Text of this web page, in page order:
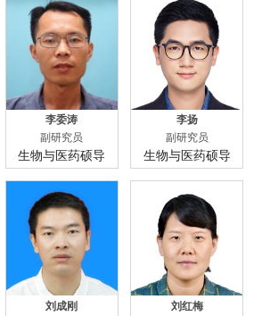
李委涛
副研究员
生物与医药硕导
李扬
副研究员
生物与医药硕导
刘成刚
刘红梅